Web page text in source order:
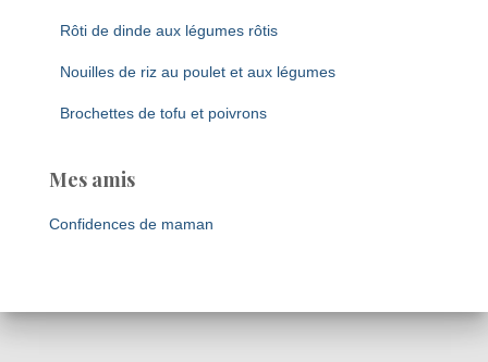
Rôti de dinde aux légumes rôtis
Nouilles de riz au poulet et aux légumes
Brochettes de tofu et poivrons
Mes amis
Confidences de maman